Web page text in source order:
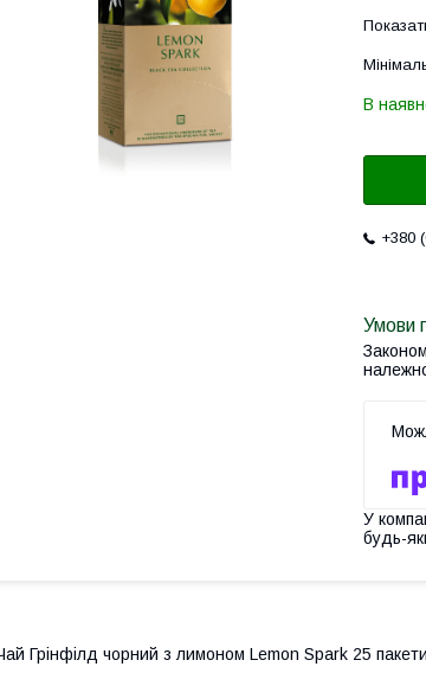
В
+380
У
будь-
Грінфілд чорний з лимоном Lemon Spark 25